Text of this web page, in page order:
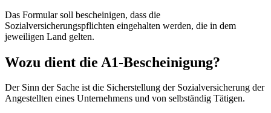
Das Formular soll bescheinigen, dass die
Sozialversicherungspflichten eingehalten werden, die in dem
jeweiligen Land gelten.
Wozu dient die A1-Bescheinigung?
Der Sinn der Sache ist die Sicherstellung der Sozialversicherung der
Angestellten eines Unternehmens und von selbständig Tätigen.